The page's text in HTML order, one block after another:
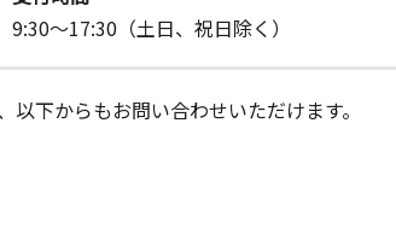
9:30～17:30（土日、祝日除く）
下からもお問い合わせいただけます。